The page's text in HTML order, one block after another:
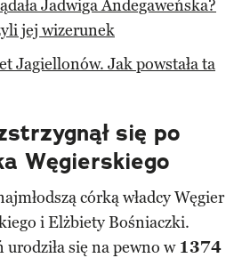
Jadwiga Andegaweńska?
jej wizerunek
Jagiellonów. Jak powstała ta
się po
Węgierskiego
córką władcy Węgier
i Elżbiety Bośniaczki.
się na pewno w 1374